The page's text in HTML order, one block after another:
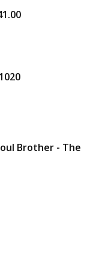
Brother - The